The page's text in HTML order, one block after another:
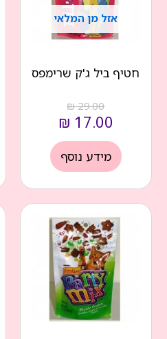
אזל מן המלאי
חטיף ביל ג'ק שרימפס
₪29.00
₪ 17.00
מידע נוסף